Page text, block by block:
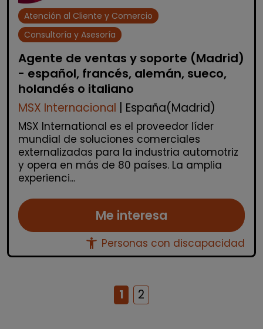
Atención al Cliente y Comercio
Consultoría y Asesoría
Agente de ventas y soporte (Madrid)
- español, francés, alemán, sueco,
holandés o italiano
MSX Internacional | España(Madrid)
MSX International es el proveedor líder
mundial de soluciones comerciales
externalizadas para la industria automotriz
y opera en más de 80 países. La amplia
experienci...
Me interesa
accessibility_new Personas con discapacidad
1 2